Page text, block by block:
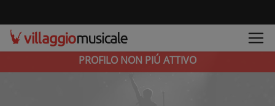
PROFILO NON PIÚ ATTIVO